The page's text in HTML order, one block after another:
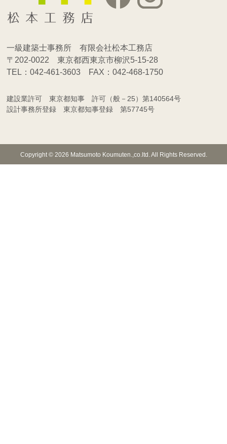
一級建築士事務所 有限会社松本工務店
〒202-0022 東京都西東京市柳沢5-15-28
TEL：042-461-3603 FAX：042-468-1750
建設業許可 東京都知事 許可（般－25）第140564号
設計事務所登録 東京都知事登録 第57745号
Copyright © 2026 Matsumoto Koumuten.,co.ltd. All Rights Reserved.